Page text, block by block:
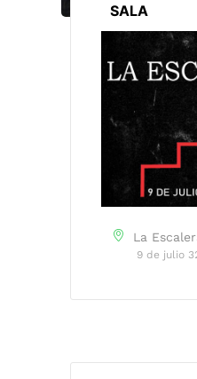
SALA
La
9 de julio